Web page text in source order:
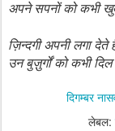
अपने सपनों को कभी
ज़िन्दगी अपनी लगा देते
उन बुज़ुर्गों को कभी दिल
दिगम्बर
लेबल: